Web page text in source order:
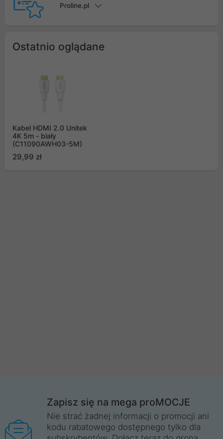
Proline.pl
Ostatnio oglądane
Kabel HDMI 2.0 Unitek
4K 5m - biały
(C11090AWH03-5M)
29,99 zł
Zapisz się na mega proMOCJE
Nie strać żadnej informacji o promocji ani
kodu rabatowego dostępnego tylko dla